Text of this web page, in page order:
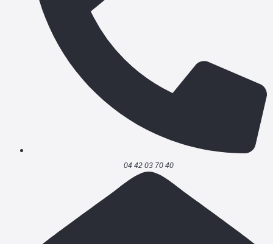
04 42 03 70 40